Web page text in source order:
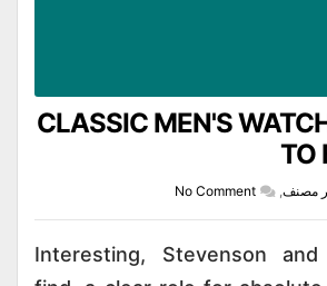
CLASSIC MEN'S
TO
مصنف No Comment
Interesting, Stevenson